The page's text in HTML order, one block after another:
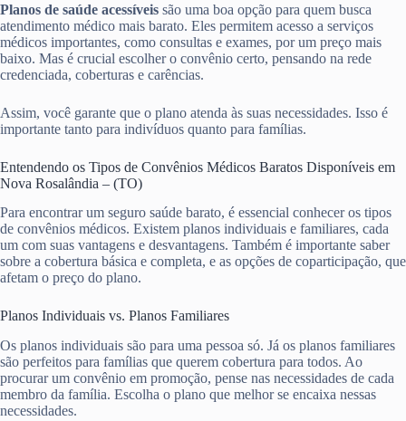
Planos de saúde acessíveis são uma boa opção para quem busca
atendimento médico mais barato. Eles permitem acesso a serviços
médicos importantes, como consultas e exames, por um preço mais
baixo. Mas é crucial escolher o convênio certo, pensando na rede
credenciada, coberturas e carências.
Assim, você garante que o plano atenda às suas necessidades. Isso é
importante tanto para indivíduos quanto para famílias.
Entendendo os Tipos de Convênios Médicos Baratos Disponíveis em
Nova Rosalândia – (TO)
Para encontrar um seguro saúde barato, é essencial conhecer os tipos
de convênios médicos. Existem planos individuais e familiares, cada
um com suas vantagens e desvantagens. Também é importante saber
sobre a cobertura básica e completa, e as opções de coparticipação, que
afetam o preço do plano.
Planos Individuais vs. Planos Familiares
Os planos individuais são para uma pessoa só. Já os planos familiares
são perfeitos para famílias que querem cobertura para todos. Ao
procurar um convênio em promoção, pense nas necessidades de cada
membro da família. Escolha o plano que melhor se encaixa nessas
necessidades.